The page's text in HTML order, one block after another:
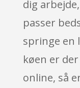
dig
passer
springe en
køen er
online, så